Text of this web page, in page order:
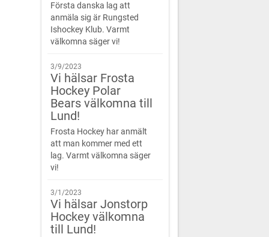
Första danska lag att
anmäla sig är Rungsted
Ishockey Klub. Varmt
välkomna säger vi!
3/9/2023
Vi hälsar Frosta
Hockey Polar
Bears välkomna till
Lund!
Frosta Hockey har anmält
att man kommer med ett
lag. Varmt välkomna säger
vi!
3/1/2023
Vi hälsar Jonstorp
Hockey välkomna
till Lund!